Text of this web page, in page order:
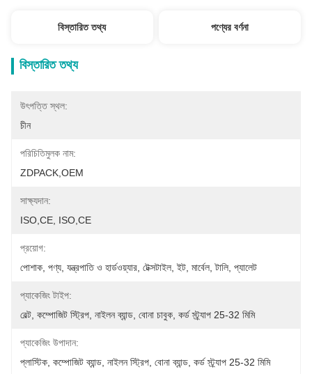
বিস্তারিত তথ্য পণ্যের বর্ণনা
বিস্তারিত তথ্য
উৎপত্তি স্থল:
চীন
পরিচিতিমুলক নাম:
ZDPACK,OEM
সাক্ষ্যদান:
ISO,CE, ISO,CE
প্রয়োগ:
পোশাক, পণ্য, যন্ত্রপাতি ও হার্ডওয়্যার, টেক্সটাইল, ইট, মার্বেল, টালি, প্যালেট
প্যাকেজিং টাইপ:
বেল্ট, কম্পোজিট স্ট্রিপ, নাইলন ব্যান্ড, বোনা চাবুক, কর্ড স্ট্র্যাপ 25-32 মিমি
প্যাকেজিং উপাদান:
প্লাস্টিক, কম্পোজিট ব্যান্ড, নাইলন স্ট্রিপ, বোনা ব্যান্ড, কর্ড স্ট্র্যাপ 25-32 মিমি